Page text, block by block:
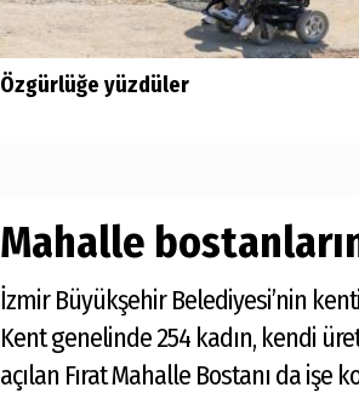
Özgürlüğe yüzdüler
Mahalle
İzmir Büyükşehir Belediyesi’nin
Kent genelinde 254 kadın, kendi
açılan Fırat Mahalle Bostanı da işe